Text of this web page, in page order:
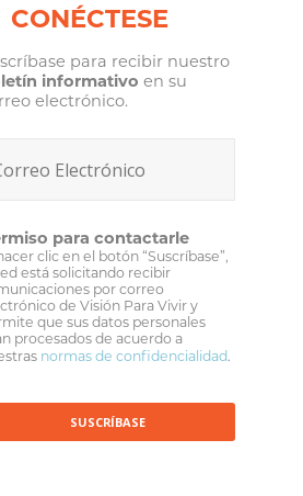
CONÉCTESE
para recibir nuestro
informativo en su
electrónico.
para contactarle
clic en el botón “Suscríbase”,
está solicitando recibir
por correo
de Visión Para Vivir y
que sus datos personales
procesados de acuerdo a
normas de confidencialidad.